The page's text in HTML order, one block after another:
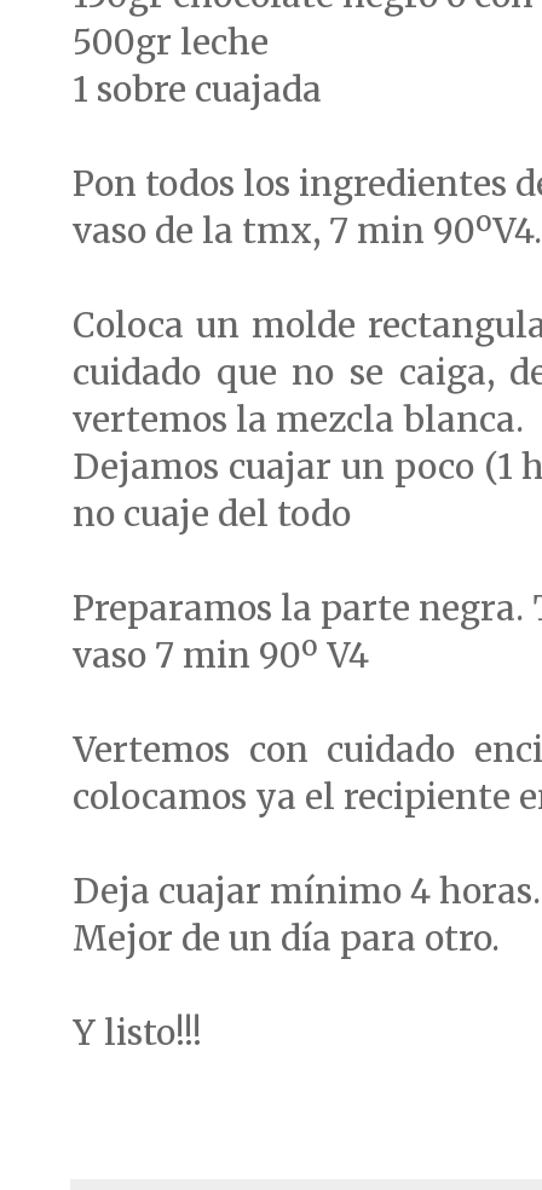
500gr leche
1 sobre cuajada
Pon todos los ingredientes
vaso de la tmx, 7 min 90ºV4.
Coloca un molde
cuidado que no se caiga,
vertemos la mezcla blanca.
Dejamos cuajar un poco (1
no cuaje del todo
Preparamos la parte negra.
vaso 7 min 90º V4
Vertemos con cuidado
colocamos ya el recipiente
Deja cuajar mínimo 4 horas.
Mejor de un día para otro.
Y listo!!!